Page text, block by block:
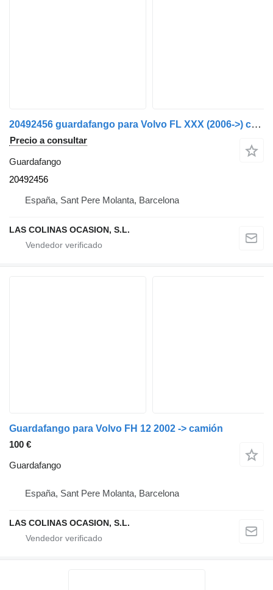
20492456 guardafango para Volvo FL XXX (2006->) camión
Precio a consultar
Guardafango
20492456
España, Sant Pere Molanta, Barcelona
LAS COLINAS OCASION, S.L.
Guardafango para Volvo FH 12 2002 -> camión
100 €
Guardafango
España, Sant Pere Molanta, Barcelona
LAS COLINAS OCASION, S.L.